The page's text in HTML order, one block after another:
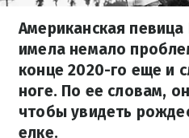
Американская певица
имела немало
конце 2020-го еще и
ноге. По ее словам,
чтобы увидеть
елке.